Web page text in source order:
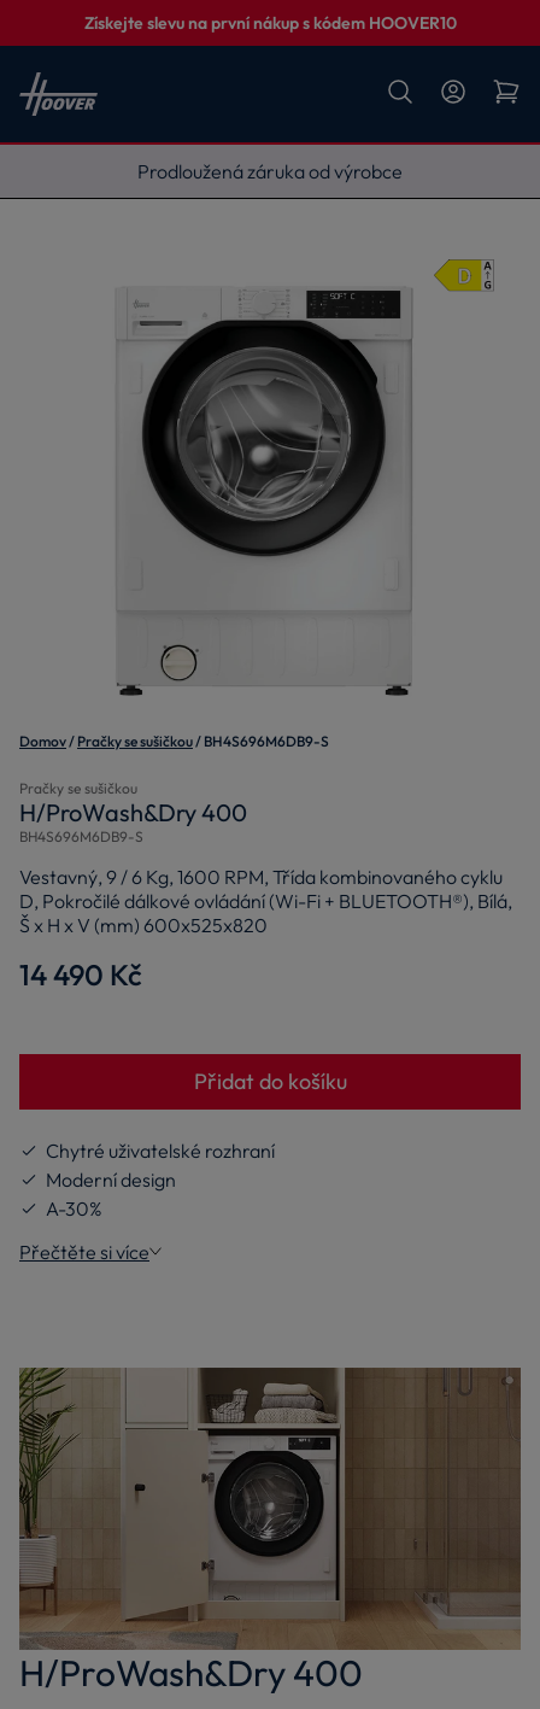
Získejte slevu na první nákup s kódem HOOVER10
Vyneseme, zapojíme, odvezeme
Domov Pračky se sušičkou BH4S696M6DB9-S
Pračky se sušičkou
H/ProWash&Dry 400
BH4S696M6DB9-S
Vestavný, 9 / 6 Kg, 1600 RPM, Třída kombinovaného cyklu
D, Pokročilé dálkové ovládání (Wi-Fi + BLUETOOTH®), Bílá,
Š x H x V (mm) 600x525x820
14 490 Kč
Přidat do košíku
Chytré uživatelské rozhraní
Moderní design
A-30%
Přečtěte si více
H/ProWash&Dry 400